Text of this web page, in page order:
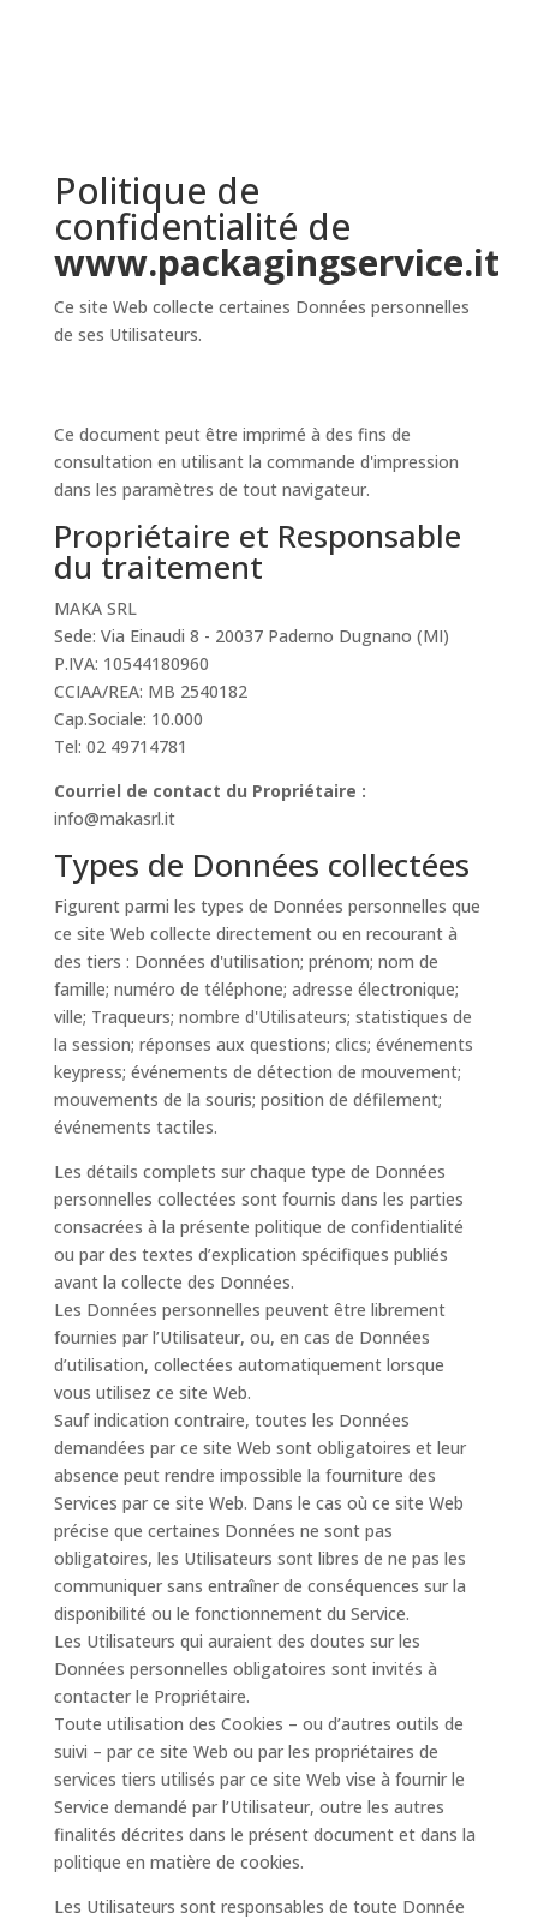
Politique de
confidentialité de
www.packagingservice.it
Ce site Web collecte certaines Données personnelles
de ses Utilisateurs.
Ce document peut être imprimé à des fins de
consultation en utilisant la commande d'impression
dans les paramètres de tout navigateur.
Propriétaire et Responsable
du traitement
MAKA SRL
Sede: Via Einaudi 8 - 20037 Paderno Dugnano (MI)
P.IVA: 10544180960
CCIAA/REA: MB 2540182
Cap.Sociale: 10.000
Tel: 02 49714781
Courriel de contact du Propriétaire :
info@makasrl.it
Types de Données collectées
Figurent parmi les types de Données personnelles que
ce site Web collecte directement ou en recourant à
des tiers : Données d'utilisation; prénom; nom de
famille; numéro de téléphone; adresse électronique;
ville; Traqueurs; nombre d'Utilisateurs; statistiques de
la session; réponses aux questions; clics; événements
keypress; événements de détection de mouvement;
mouvements de la souris; position de défilement;
événements tactiles.
Les détails complets sur chaque type de Données
personnelles collectées sont fournis dans les parties
consacrées à la présente politique de confidentialité
ou par des textes d’explication spécifiques publiés
avant la collecte des Données.
Les Données personnelles peuvent être librement
fournies par l’Utilisateur, ou, en cas de Données
d’utilisation, collectées automatiquement lorsque
vous utilisez ce site Web.
Sauf indication contraire, toutes les Données
demandées par ce site Web sont obligatoires et leur
absence peut rendre impossible la fourniture des
Services par ce site Web. Dans le cas où ce site Web
précise que certaines Données ne sont pas
obligatoires, les Utilisateurs sont libres de ne pas les
communiquer sans entraîner de conséquences sur la
disponibilité ou le fonctionnement du Service.
Les Utilisateurs qui auraient des doutes sur les
Données personnelles obligatoires sont invités à
contacter le Propriétaire.
Toute utilisation des Cookies – ou d’autres outils de
suivi – par ce site Web ou par les propriétaires de
services tiers utilisés par ce site Web vise à fournir le
Service demandé par l’Utilisateur, outre les autres
finalités décrites dans le présent document et dans la
politique en matière de cookies.
Les Utilisateurs sont responsables de toute Donnée